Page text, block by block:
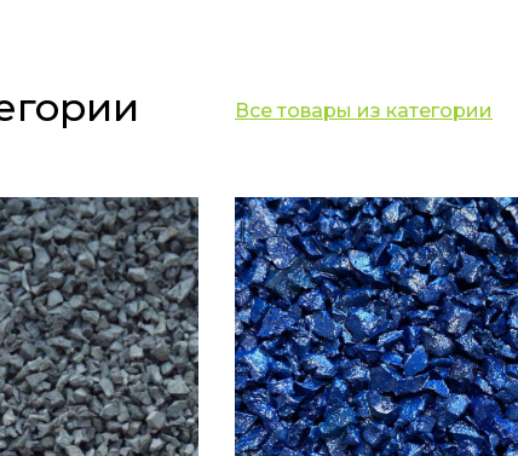
Все товары из категории